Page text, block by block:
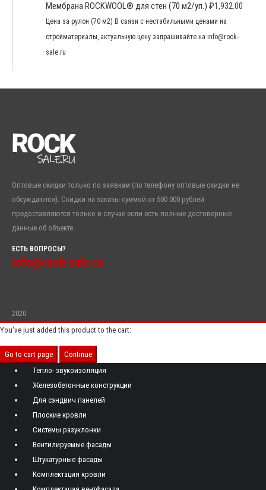
Мембрана ROCKWOOL® для стен (70 м2/уп.) ₽1,932.00
Цена за рулон (70 м2) В связи с нестабильными ценами на
стройматериалы, актуальную цену запрашивайте на info@rock-
sale.ru
Оптовые скидки только по заявкам (по телефону оптовые скидки не
обсуждаются). Скидки на заказы суммой от 500 000 рублей
предоставляются только в случае если есть полные достоверные
данные об объекте.
ЕСТЬ ВОПРОСЫ?
info@rock-sale.ru
2020
You've just added this product to the cart:
Go to cart page
Continue
Тепло- звукоизоляция
Железобетонные конструкции
Для сэндвич панелей
Плоские кровли
Системы разуклонки
Вентилируемые фасады
Штукатурные фасады
Комплектация кровли